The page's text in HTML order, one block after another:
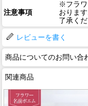
注意事項
※フラワ
おりま
了承くだ
レビューを書く
商品についてのお問い合
関連商品